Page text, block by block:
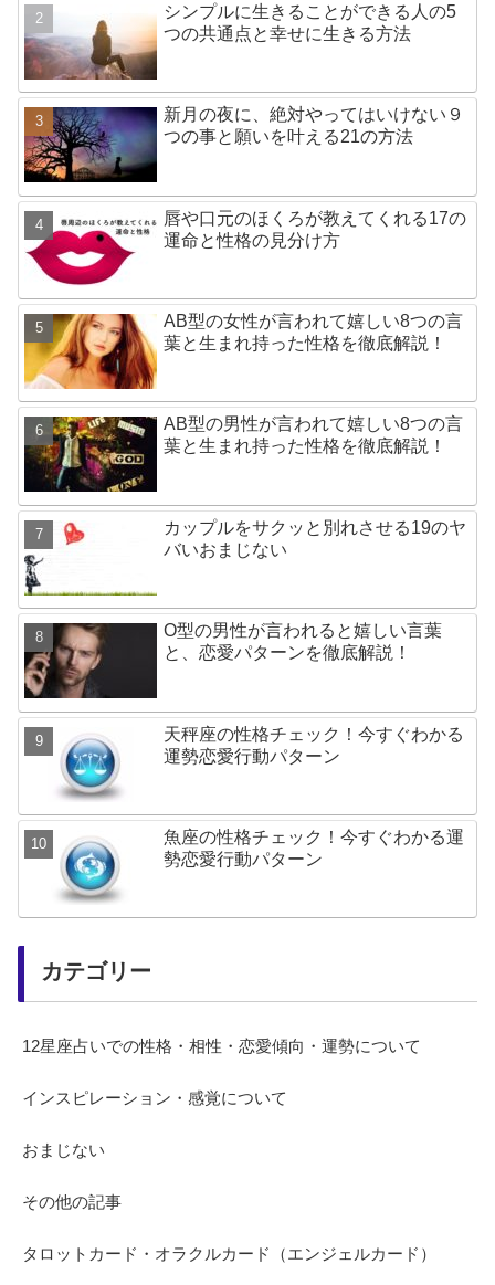
シンプルに生きることができる人の5
つの共通点と幸せに生きる方法
新月の夜に、絶対やってはいけない９
つの事と願いを叶える21の方法
唇や口元のほくろが教えてくれる17の
運命と性格の見分け方
AB型の女性が言われて嬉しい8つの言
葉と生まれ持った性格を徹底解説！
AB型の男性が言われて嬉しい8つの言
葉と生まれ持った性格を徹底解説！
カップルをサクッと別れさせる19のヤ
バいおまじない
O型の男性が言われると嬉しい言葉
と、恋愛パターンを徹底解説！
天秤座の性格チェック！今すぐわかる
運勢恋愛行動パターン
魚座の性格チェック！今すぐわかる運
勢恋愛行動パターン
カテゴリー
12星座占いでの性格・相性・恋愛傾向・運勢について
インスピレーション・感覚について
おまじない
その他の記事
タロットカード・オラクルカード（エンジェルカード）